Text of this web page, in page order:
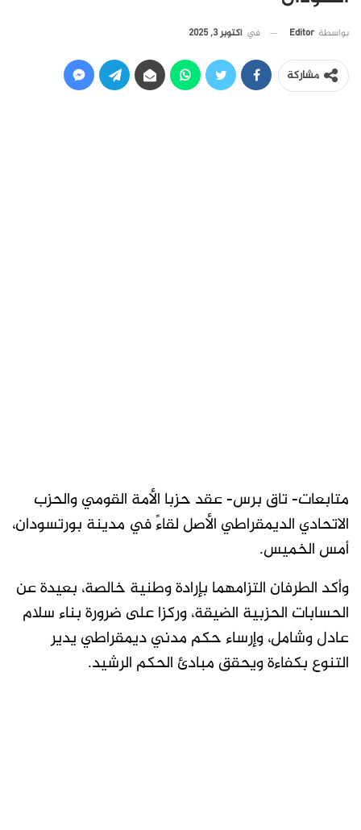
بواسطة Editor في أكتوبر 3, 2025
مشاركة
متابعات- تاق برس- عقد حزبا الأمة القومي والحزب
الاتحادي الديمقراطي الأصل لقاءً في مدينة بورتسودان،
أمس الخميس.
وأكد الطرفان التزامهما بإرادة وطنية خالصة، بعيدة عن
الحسابات الحزبية الضيقة، وركزا على ضرورة بناء سلام
عادل وشامل، وإرساء حكم مدني ديمقراطي يدير
التنوع بكفاءة ويحقق مبادئ الحكم الرشيد.